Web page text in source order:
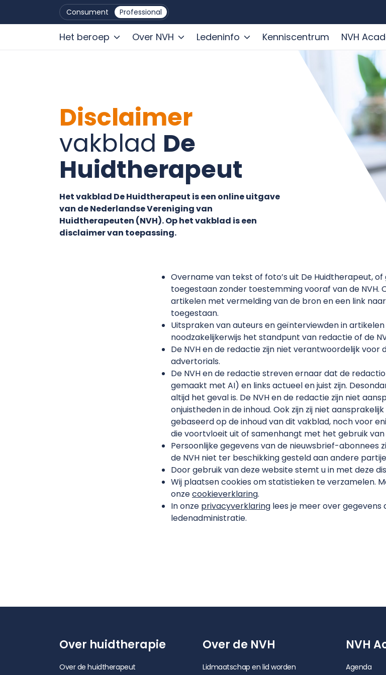
Consument Professional
Het beroep Over NVH Ledeninfo Kenniscentrum NVH
Disclaimer
vakblad De
Huidtherapeut
Het vakblad De Huidtherapeut is een online uitgave
van de Nederlandse Vereniging van
Huidtherapeuten (NVH).Op het vakblad is een
disclaimer van toepassing.
Overname van tekst of foto’s uit De Huidtherapeut,
toegestaan zonder toestemming vooraf van de NVH.
artikelen met vermelding van de bron en een link
toegestaan.
Uitspraken van auteurs en geïnterviewden in
noodzakelijkerwijs het standpunt van redactie of de
De NVH en de redactie zijn niet verantwoordelijk voor
advertorials.
De NVH en de redactie streven ernaar dat de
gemaakt met AI) en links actueel en juist zijn.
altijd het geval is. De NVH en de redactie zijn niet
onjuistheden in de inhoud. Ook zijn zij niet
gebaseerd op de inhoud van dit vakblad, noch voor
die voortvloeit uit of samenhangt met het gebruik van
Persoonlijke gegevens van de nieuwsbrief-abonnees
de NVH niet ter beschikking gesteld aan andere
Door gebruik van deze website stemt u in met deze
Wij plaatsen cookies om statistieken te verzamelen.
onzecookieverklaring.
In onze privacyverklaring lees je meer over gegevens
ledenadministratie.
Over huidtherapie
Over de huidtherapeut
Over de NVH
Lidmaatschap en lid worden
NVH
Agenda